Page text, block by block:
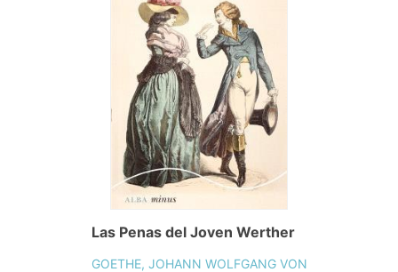
Las Penas del Joven Werther
GOETHE, JOHANN WOLFGANG VON